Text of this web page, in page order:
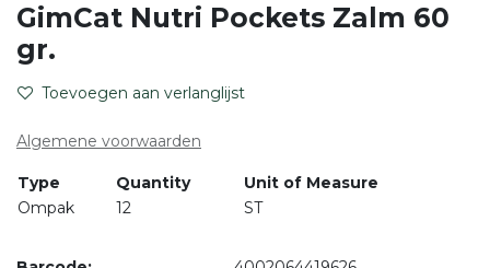
GimCat Nutri Pockets Zalm 60
gr.
Toevoegen aan verlanglijst
Algemene voorwaarden
Type Quantity
Unit of Measure
Ompak
12 ST